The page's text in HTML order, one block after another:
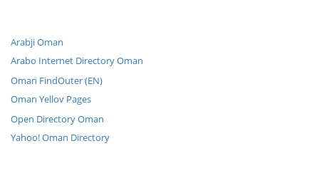
Arabji Oman
Arabo Internet Directory Oman
Oman FindOuter (EN)
Oman Yellov Pages
Open Directory Oman
Yahoo! Oman Directory